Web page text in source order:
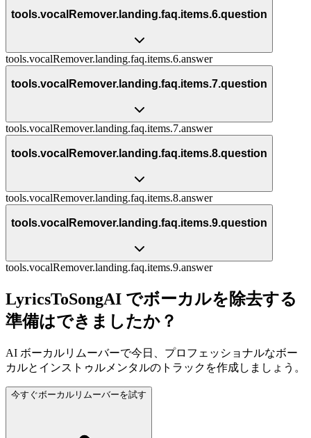
tools.vocalRemover.landing.faq.items.6.question
tools.vocalRemover.landing.faq.items.6.answer
tools.vocalRemover.landing.faq.items.7.question
tools.vocalRemover.landing.faq.items.7.answer
tools.vocalRemover.landing.faq.items.8.question
tools.vocalRemover.landing.faq.items.8.answer
tools.vocalRemover.landing.faq.items.9.question
tools.vocalRemover.landing.faq.items.9.answer
LyricsToSongAI でボーカルを除去する
準備はできましたか？
AI ボーカルリムーバーで今日、プロフェッショナルなボー
カルとインストゥルメンタルのトラックを作成しましょう。
今すぐボーカルリムーバーを試す